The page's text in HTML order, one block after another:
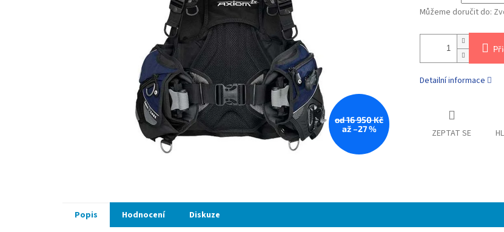
od 16 950 Kč
až –27 %
Můžeme doručit do:
Detailní informace
ZEPTAT SE
Popis Hodnocení Diskuze